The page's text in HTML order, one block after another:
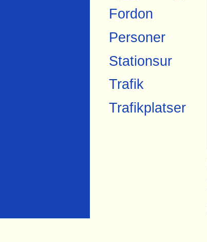
Fordon
Personer
Stationsur
Trafik
Trafikplatser